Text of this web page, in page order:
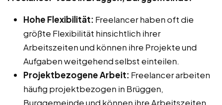
Hohe Flexibilität: Freelancer haben oft die
größte Flexibilität hinsichtlich ihrer
Arbeitszeiten und können ihre Projekte und
Aufgaben weitgehend selbst einteilen.
Projektbezogene Arbeit: Freelancer arbeiten
häufig projektbezogen in Brüggen,
Burggemeinde und können ihre Arbeitszeiten